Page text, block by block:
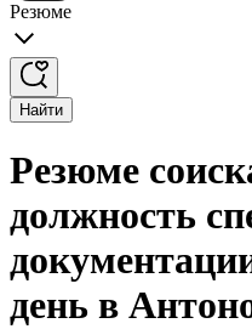
Резюме
Найти
Резюме
должность
день в